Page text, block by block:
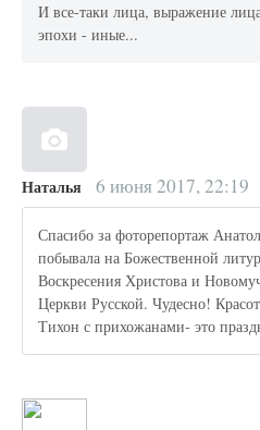
И все-таки лица, выражение
эпохи - иные...
Наталья 6 июня 2017, 22:19
Спасибо за фоторепортаж
побывала на Божественной
Воскресения Христова и
Церкви Русской. Чудесно!
Тихон с прихожанами- это